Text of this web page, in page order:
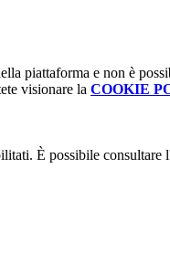
piattaforma e non è
visionare la COOKIE
È possibile